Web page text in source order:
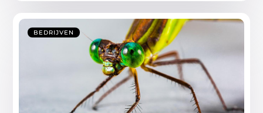
BEDRIJVEN